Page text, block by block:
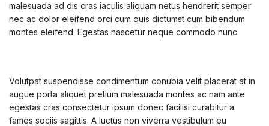
malesuada ad dis cras iaculis aliquam netus hendrerit semper
nec ac dolor eleifend orci cum quis dictumst cum bibendum
montes eleifend. Egestas nascetur neque commodo nunc.
Volutpat suspendisse condimentum conubia velit placerat at in
augue porta aliquet pretium malesuada montes ac nam ante
egestas cras consectetur ipsum donec facilisi curabitur a
fames sociis sagittis. A luctus non viverra vestibulum eu